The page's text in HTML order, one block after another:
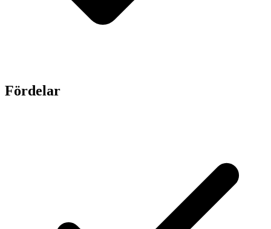
Fördelar